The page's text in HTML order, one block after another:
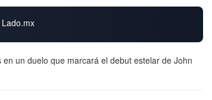
un duelo que marcará el debut estelar de John